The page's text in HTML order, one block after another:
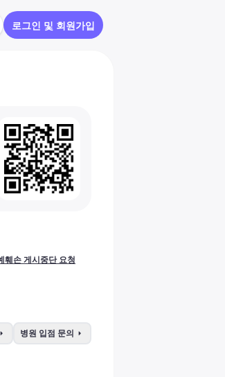
로그인 및 회원가입
훼손 게시중단 요청
arrow_right 병원 입점 문의 arrow_right